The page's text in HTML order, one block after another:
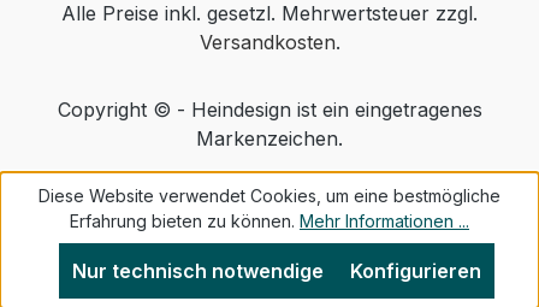
Alle Preise inkl. gesetzl. Mehrwertsteuer zzgl.
Versandkosten.
Copyright © - Heindesign ist ein eingetragenes
Markenzeichen.
Diese Website verwendet Cookies, um eine bestmögliche
Erfahrung bieten zu können. Mehr Informationen ...
Nur technisch notwendige Konfigurieren